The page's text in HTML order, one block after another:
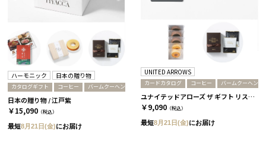
ハーモニック 日本の贈り物
カタログギフト コーヒー バームクーヘン
日本の贈り物 / 江戸紫
￥15,090 （税込）
最短8月21日(金)にお届け
UNITED ARROWS
カードカタログ コーヒー バームクーヘン
ユナイテッドアローズ ザ ギフト リスト / GR-CARD
￥9,090 （税込）
最短8月21日(金)にお届け